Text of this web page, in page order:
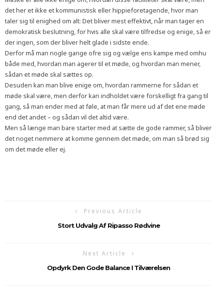
det her et ikke et kommunistisk eller hippieforetagende, hvor man
taler sig til enighed om alt: Det bliver mest effektivt, når man tager en
demokratisk beslutning, for hvis alle skal være tilfredse og enige, så er
der ingen, som der bliver helt glade i sidste ende.
Derfor må man nogle gange ofre sig og vælge ens kampe med omhu
både med, hvordan man agerer til et møde, og hvordan man mener,
sådan et møde skal sættes op.
Desuden kan man blive enige om, hvordan rammerne for sådan et
møde skal være, men derfor kan indholdet være forskelligt fra gang til
gang, så man ender med at føle, at man får mere ud af det ene møde
end det andet – og sådan vil det altid være.
Men så længe man bare starter med at sætte de gode rammer, så bliver
det noget nemmere at komme gennem det møde, om man så brød sig
om det møde eller ej.
Previous Article
Stort Udvalg Af Ripasso Rødvine
Next Article
Opdyrk Den Gode Balance I Tilværelsen